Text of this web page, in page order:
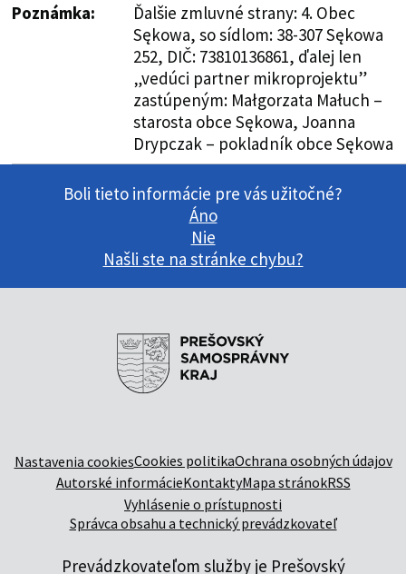
Poznámka:
Ďalšie zmluvné strany: 4. Obec
Sękowa, so sídlom: 38-307 Sękowa
252, DIČ: 73810136861, ďalej len
„vedúci partner mikroprojektu”
zastúpeným: Małgorzata Małuch –
starosta obce Sękowa, Joanna
Drypczak – pokladník obce Sękowa
Boli tieto informácie pre vás užitočné?
Áno
Nie
Našli ste na stránke chybu?
Nastavenia cookiesCookies politikaOchrana osobných údajov
Autorské informácieKontaktyMapa stránokRSS
Vyhlásenie o prístupnosti
Správca obsahu a technický prevádzkovateľ
Prevádzkovateľom služby je Prešovský